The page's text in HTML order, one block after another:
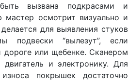
вызвана подкрасами и
мастер осмотрит визуально и
для выявления стуков
подвески “вылезут”, если
дороге или щебенке. Сканером
двигатель и электронику. Для
покрышек достаточно